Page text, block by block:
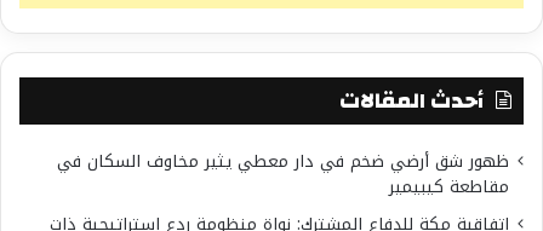
أحدث المقالات
ظهور شق أرضي ضخم في دار معطي يثير مخاوف السكان في
مقاطعة كيبيمير
اتفاقية مكة للدفاع المشترك: نواة منظومة ردع استراتيجية ذات